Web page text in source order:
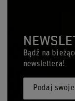
Bądź na
newslettera!
Podaj